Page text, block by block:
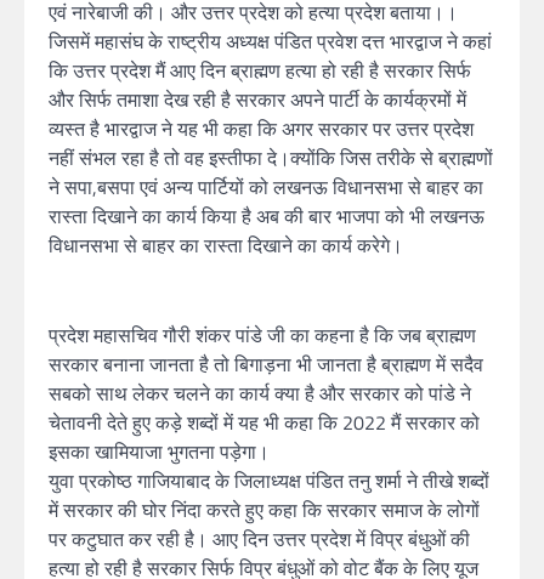
एवं नारेबाजी की। और उत्तर प्रदेश को हत्या प्रदेश बताया।।
जिसमें महासंघ के राष्ट्रीय अध्यक्ष पंडित प्रवेश दत्त भारद्वाज ने कहां
कि उत्तर प्रदेश मैं आए दिन ब्राह्मण हत्या हो रही है सरकार सिर्फ
और सिर्फ तमाशा देख रही है सरकार अपने पार्टी के कार्यक्रमों में
व्यस्त है भारद्वाज ने यह भी कहा कि अगर सरकार पर उत्तर प्रदेश
नहीं संभल रहा है तो वह इस्तीफा दे।क्योंकि जिस तरीके से ब्राह्मणों
ने सपा,बसपा एवं अन्य पार्टियों को लखनऊ विधानसभा से बाहर का
रास्ता दिखाने का कार्य किया है अब की बार भाजपा को भी लखनऊ
विधानसभा से बाहर का रास्ता दिखाने का कार्य करेगे।
प्रदेश महासचिव गौरी शंकर पांडे जी का कहना है कि जब ब्राह्मण
सरकार बनाना जानता है तो बिगाड़ना भी जानता है ब्राह्मण में सदैव
सबको साथ लेकर चलने का कार्य क्या है और सरकार को पांडे ने
चेतावनी देते हुए कड़े शब्दों में यह भी कहा कि 2022 मैं सरकार को
इसका खामियाजा भुगतना पड़ेगा।
युवा प्रकोष्ठ गाजियाबाद के जिलाध्यक्ष पंडित तनु शर्मा ने तीखे शब्दों
में सरकार की घोर निंदा करते हुए कहा कि सरकार समाज के लोगों
पर कटुघात कर रही है। आए दिन उत्तर प्रदेश में विप्र बंधुओं की
हत्या हो रही है सरकार सिर्फ विप्र बंधुओं को वोट बैंक के लिए यूज